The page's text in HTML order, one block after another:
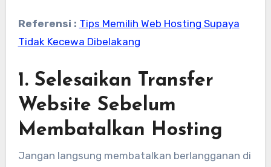
Referensi : Tips Memilih Web Hosting Supaya
Tidak Kecewa Dibelakang
1. Selesaikan Transfer
Website Sebelum
Membatalkan Hosting
Jangan langsung membatalkan berlangganan di